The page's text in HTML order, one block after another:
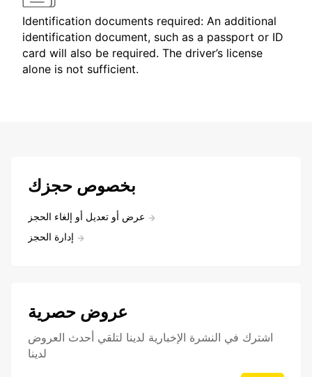
Identification documents required: An additional
identification document, such as a passport or ID
card will also be required. The driver’s license
alone is not sufficient.
بخصوص حجزك
عرض أو تعديل أو إلغاء الحجز
إدارة الحجز
عروض حصرية
اشترك في النشرة الإخبارية لدينا لتلقي أحدث العروض
لدينا